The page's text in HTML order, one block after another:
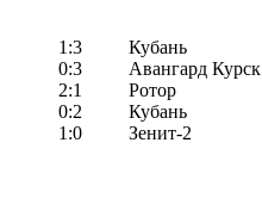
1:3
Кубань
0:3
Авангард Курск
2:1
Ротор
0:2
Кубань
1:0
Зенит-2